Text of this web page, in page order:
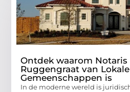
Ontdek waarom Notaris
Ruggengraat van Lokale
Gemeenschappen is
In de moderne wereld is